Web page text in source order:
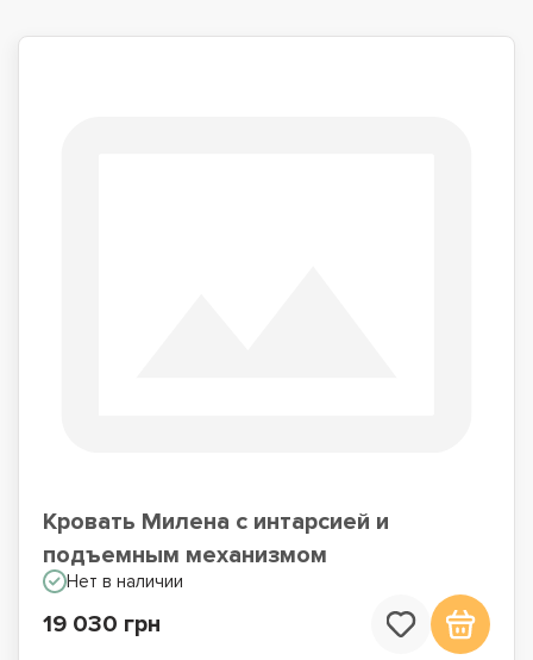
Кровать Милена с интарсией и
подъемным механизмом
Нет в наличии
19 030 грн